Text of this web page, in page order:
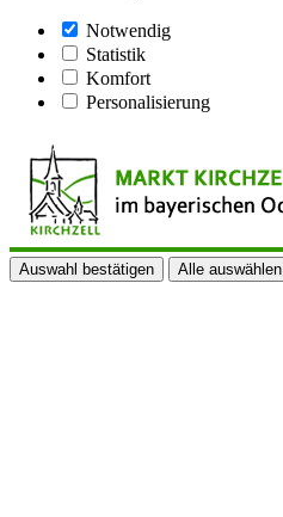
Notwendig
Statistik
Komfort
Personalisierung
Auswahl bestätigen Alle auswählen